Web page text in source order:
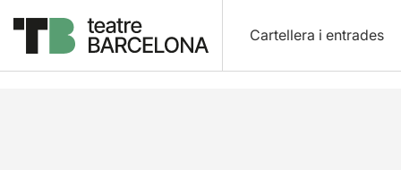
Cartellera i entrades